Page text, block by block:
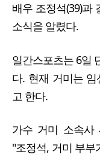
배우 조정석(39)과
소식을 알렸다.
일간스포츠는 6일
다. 현재 거미는
고 한다.
가수 거미 소속사
"조정석, 거미 부부